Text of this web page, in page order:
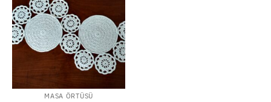
MASA ÖRTÜSÜ